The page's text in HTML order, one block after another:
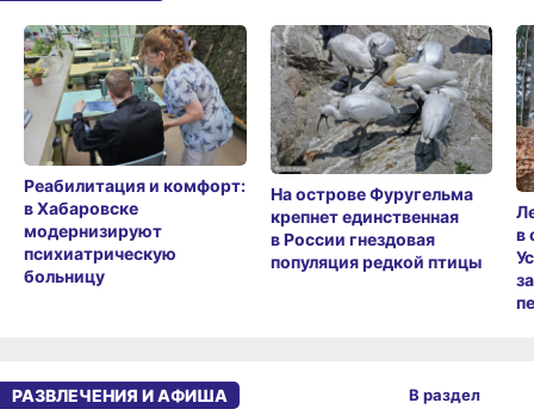
Реабилитация и комфорт:
в Хабаровске
модернизируют
психиатрическую
больницу
На острове Фуругельма
крепнет единственная
в России гнездовая
популяция редкой птицы
в
РАЗВЛЕЧЕНИЯ И АФИША В раздел